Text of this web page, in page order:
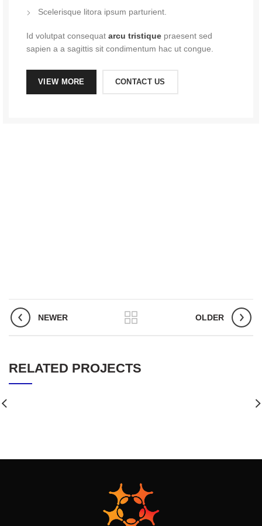
Scelerisque litora ipsum parturient.
Id volutpat consequat arcu tristique praesent sed
sapien a a sagittis sit condimentum hac ut congue.
VIEW MORE CONTACT US
NEWER OLDER
RELATED PROJECTS